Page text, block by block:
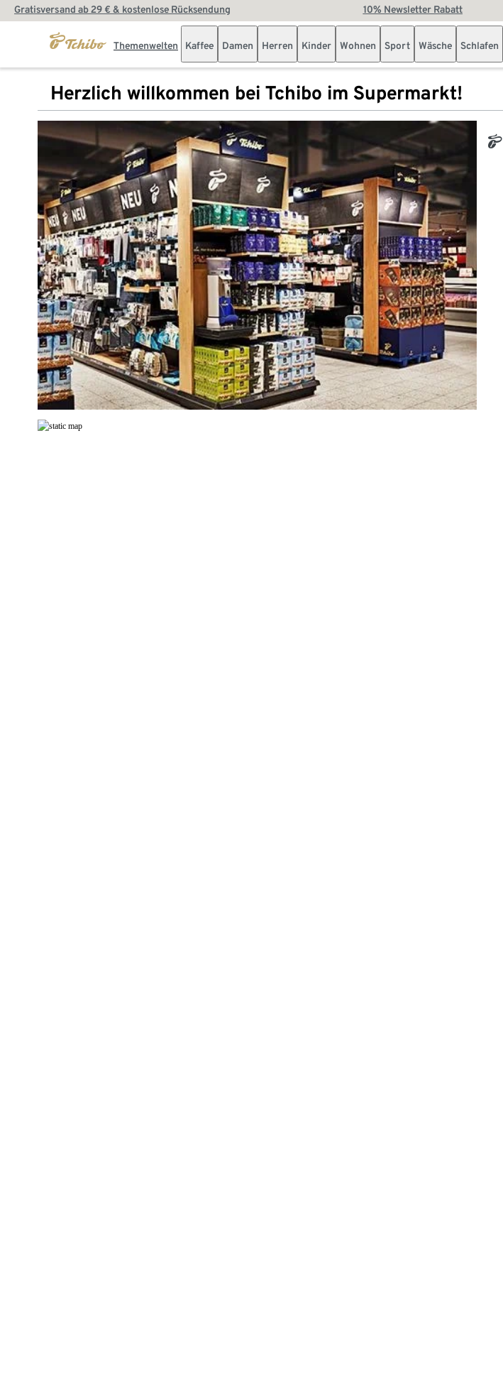
Gratisversand ab 29 € & kostenlose Rücksendung 10% Newsletter Rabatt
Themenwelten Kaffee Damen Herren Kinder Wohnen Sport Wäsche Schlafen
Herzlich willkommen bei Tchibo im Supermarkt!
tchibo_logo